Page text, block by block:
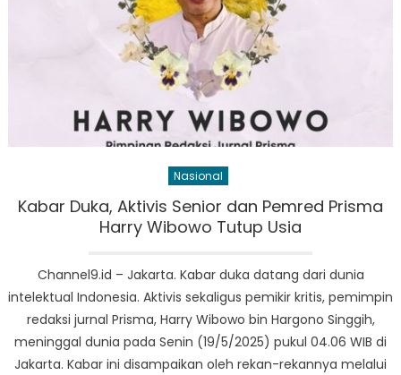
Nasional
Kabar Duka, Aktivis Senior dan Pemred Prisma
Harry Wibowo Tutup Usia
Channel9.id – Jakarta. Kabar duka datang dari dunia
intelektual Indonesia. Aktivis sekaligus pemikir kritis, pemimpin
redaksi jurnal Prisma, Harry Wibowo bin Hargono Singgih,
meninggal dunia pada Senin (19/5/2025) pukul 04.06 WIB di
Jakarta. Kabar ini disampaikan oleh rekan-rekannya melalui